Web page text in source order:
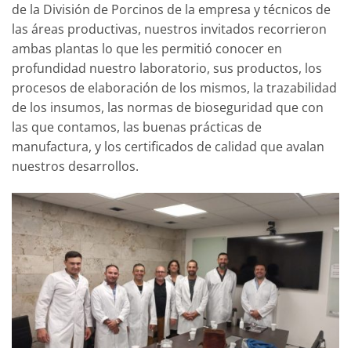
de la División de Porcinos de la empresa y técnicos de
las áreas productivas, nuestros invitados recorrieron
ambas plantas lo que les permitió conocer en
profundidad nuestro laboratorio, sus productos, los
procesos de elaboración de los mismos, la trazabilidad
de los insumos, las normas de bioseguridad que con
las que contamos, las buenas prácticas de
manufactura, y los certificados de calidad que avalan
nuestros desarrollos.